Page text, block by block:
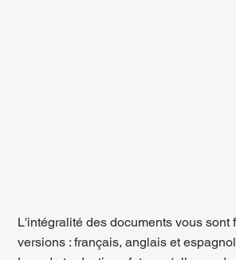
L'intégralité des documents vous sont
versions : français, anglais et